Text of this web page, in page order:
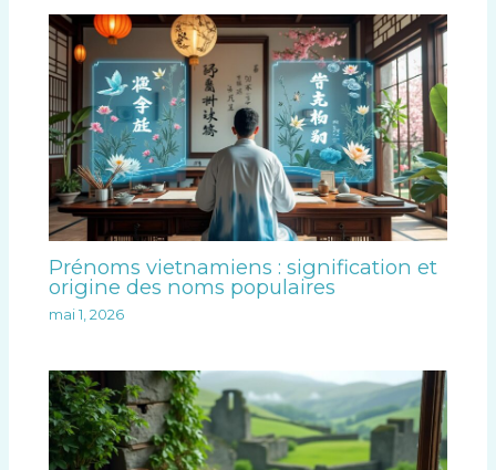
Prénoms vietnamiens : signification et
origine des noms populaires
mai 1, 2026